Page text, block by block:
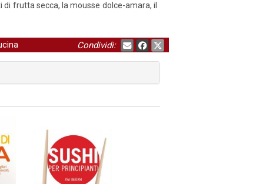
di frutta secca, la mousse dolce-amara, il
Condividi: